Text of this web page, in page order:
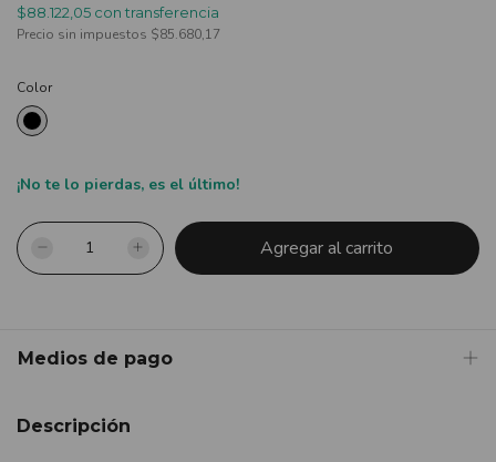
Precio sin impuestos $85.680,17
$88.122,05 con transferencia
Color
¡No te lo pierdas, es el último!
Medios de pago
Descripción